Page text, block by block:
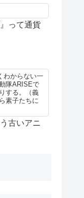
って通貨
わからない一
隊ARISEで
する。（義
素子たちに
古いアニ